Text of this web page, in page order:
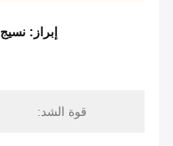
إبراز:
قوة الشد: